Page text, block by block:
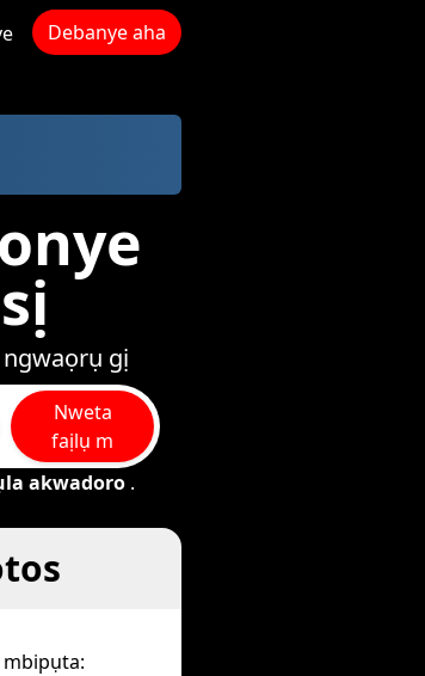
Debanye aha
gị
Nweta
faịlụ m
akwadoro .
mbipụta: